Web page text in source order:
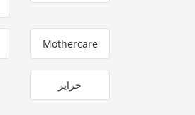
Mothercare
حراير